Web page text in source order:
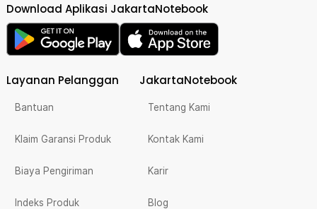
Download Aplikasi JakartaNotebook
Layanan Pelanggan
Bantuan
Klaim Garansi Produk
Biaya Pengiriman
Indeks Produk
JakartaNotebook
Tentang Kami
Kontak Kami
Karir
Blog